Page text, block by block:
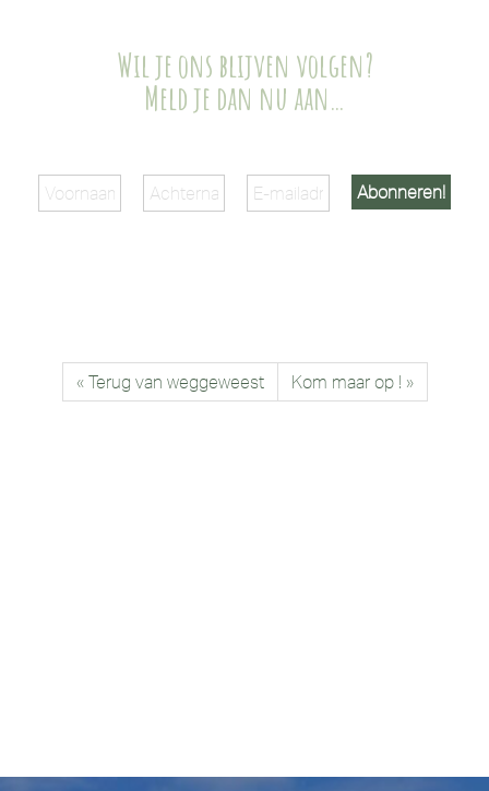
Wil je ons blijven volgen?
Meld je dan nu aan…
« Terug van weggeweest Kom maar op ! »